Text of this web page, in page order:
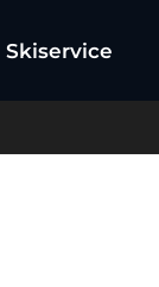
Skiservice